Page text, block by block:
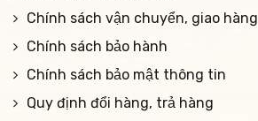
Chính sách vận chuyển, giao hàng
Chính sách bảo hành
Chính sách bảo mật thông tin
Quy định đổi hàng, trả hàng